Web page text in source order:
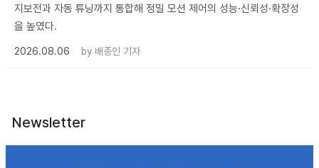
지보전과 자동 튜닝까지 통합해 정밀 모션 제어의 성능·신뢰성·확장성
을 높였다.
2026.08.06
by 배종인 기자
Newsletter